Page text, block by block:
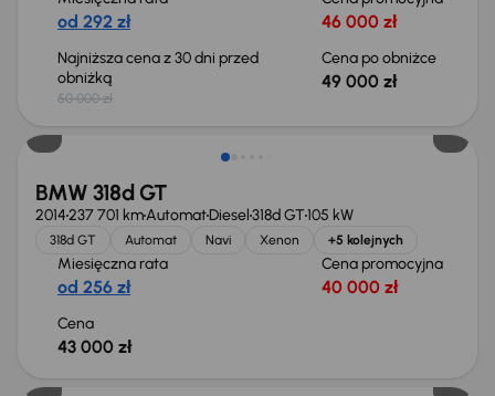
od 292 zł 46 000 zł
Najniższa cena z 30 dni przed
obniżką
50 000 zł
Cena po obniżce
49 000 zł
BMW 318d GT
2014237 701 kmAutomatDiesel318d GT105 kW
318d GT Automat Navi Xenon +5 kolejnych
Miesięczna rata
od 256 zł
Cena promocyjna
40 000 zł
Cena
43 000 zł